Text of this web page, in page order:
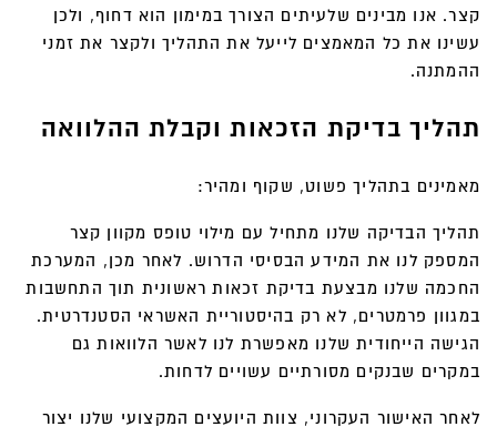
קצר. אנו מבינים שלעיתים הצורך במימון הוא דחוף, ולכן
עשינו את כל המאמצים לייעל את התהליך ולקצר את זמני
ההמתנה.
תהליך בדיקת הזכאות וקבלת ההלוואה
מאמינים בתהליך פשוט, שקוף ומהיר:
תהליך הבדיקה שלנו מתחיל עם מילוי טופס מקוון קצר
המספק לנו את המידע הבסיסי הדרוש. לאחר מכן, המערכת
החכמה שלנו מבצעת בדיקת זכאות ראשונית תוך התחשבות
במגוון פרמטרים, לא רק בהיסטוריית האשראי הסטנדרטית.
הגישה הייחודית שלנו מאפשרת לנו לאשר הלוואות גם
במקרים שבנקים מסורתיים עשויים לדחות.
לאחר האישור העקרוני, צוות היועצים המקצועי שלנו יצור